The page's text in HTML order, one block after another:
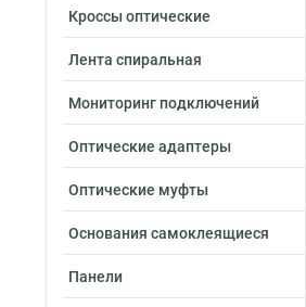
Кроссы оптические
Лента спиральная
Мониторинг подключений
Оптические адаптеры
Оптические муфты
Основания самоклеящиеся
Панели